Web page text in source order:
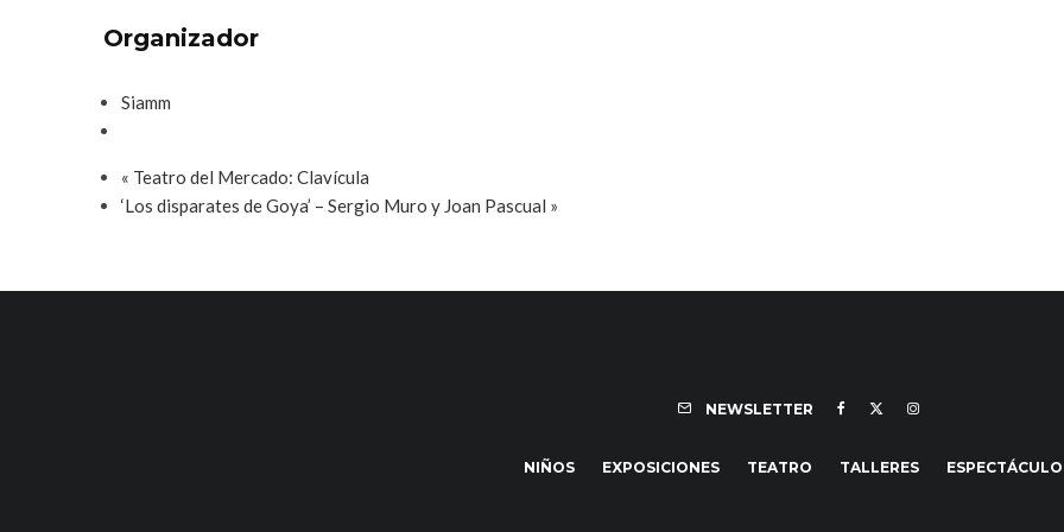
Organizador
Siamm
« Teatro del Mercado: Clavícula
‘Los disparates de Goya’ – Sergio Muro y Joan Pascual »
NEWSLETTER
NIÑOS EXPOSICIONES TEATRO TALLERES